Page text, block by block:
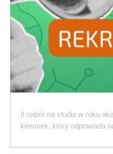
II nabór na studia w roku
kierunek, który odpowiada